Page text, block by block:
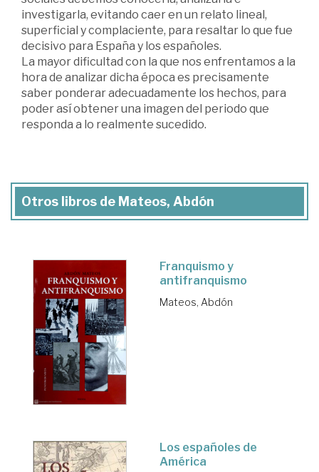
investigarla, evitando caer en un relato lineal,
superficial y complaciente, para resaltar lo que fue
decisivo para España y los españoles.
La mayor dificultad con la que nos enfrentamos a la
hora de analizar dicha época es precisamente
saber ponderar adecuadamente los hechos, para
poder así obtener una imagen del periodo que
responda a lo realmente sucedido.
Otros libros de Mateos, Abdón
Franquismo y
antifranquismo
Mateos, Abdón
Los españoles de
América